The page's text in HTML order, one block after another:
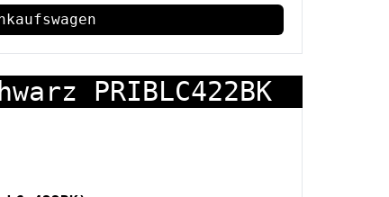
PRIBLC422BK